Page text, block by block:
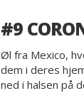
#9
Øl fra Mexico,
dem i deres
ned i halsen på